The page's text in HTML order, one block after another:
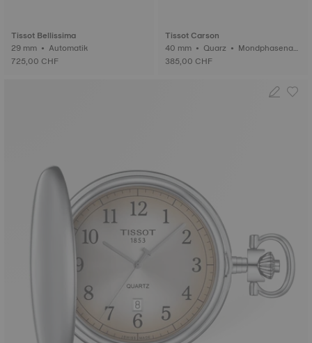
Tissot Bellissima
29 mm • Automatik
725,00 CHF
Tissot Carson
40 mm • Quarz • Mondphasenan
zeige
385,00 CHF